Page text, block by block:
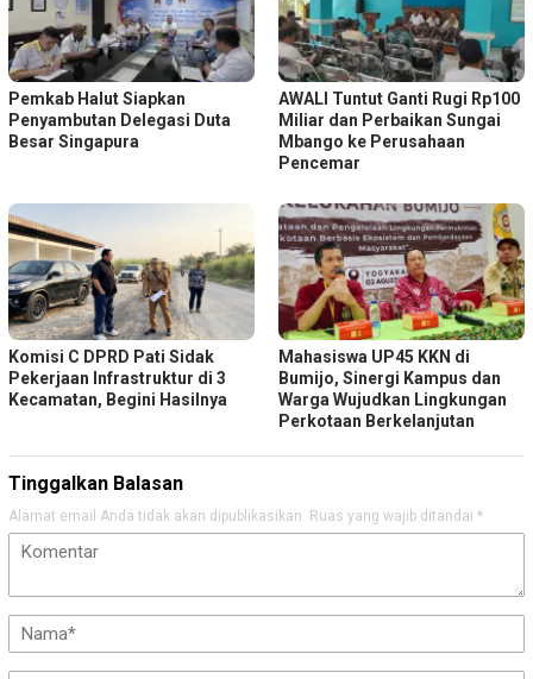
Pemkab Halut Siapkan
Penyambutan Delegasi Duta
Besar Singapura
AWALI Tuntut Ganti Rugi Rp100
Miliar dan Perbaikan Sungai
Mbango ke Perusahaan
Pencemar
Komisi C DPRD Pati Sidak
Pekerjaan Infrastruktur di 3
Kecamatan, Begini Hasilnya
Mahasiswa UP45 KKN di
Bumijo, Sinergi Kampus dan
Warga Wujudkan Lingkungan
Perkotaan Berkelanjutan
Tinggalkan Balasan
Alamat email Anda tidak akan dipublikasikan. Ruas yang wajib ditandai *